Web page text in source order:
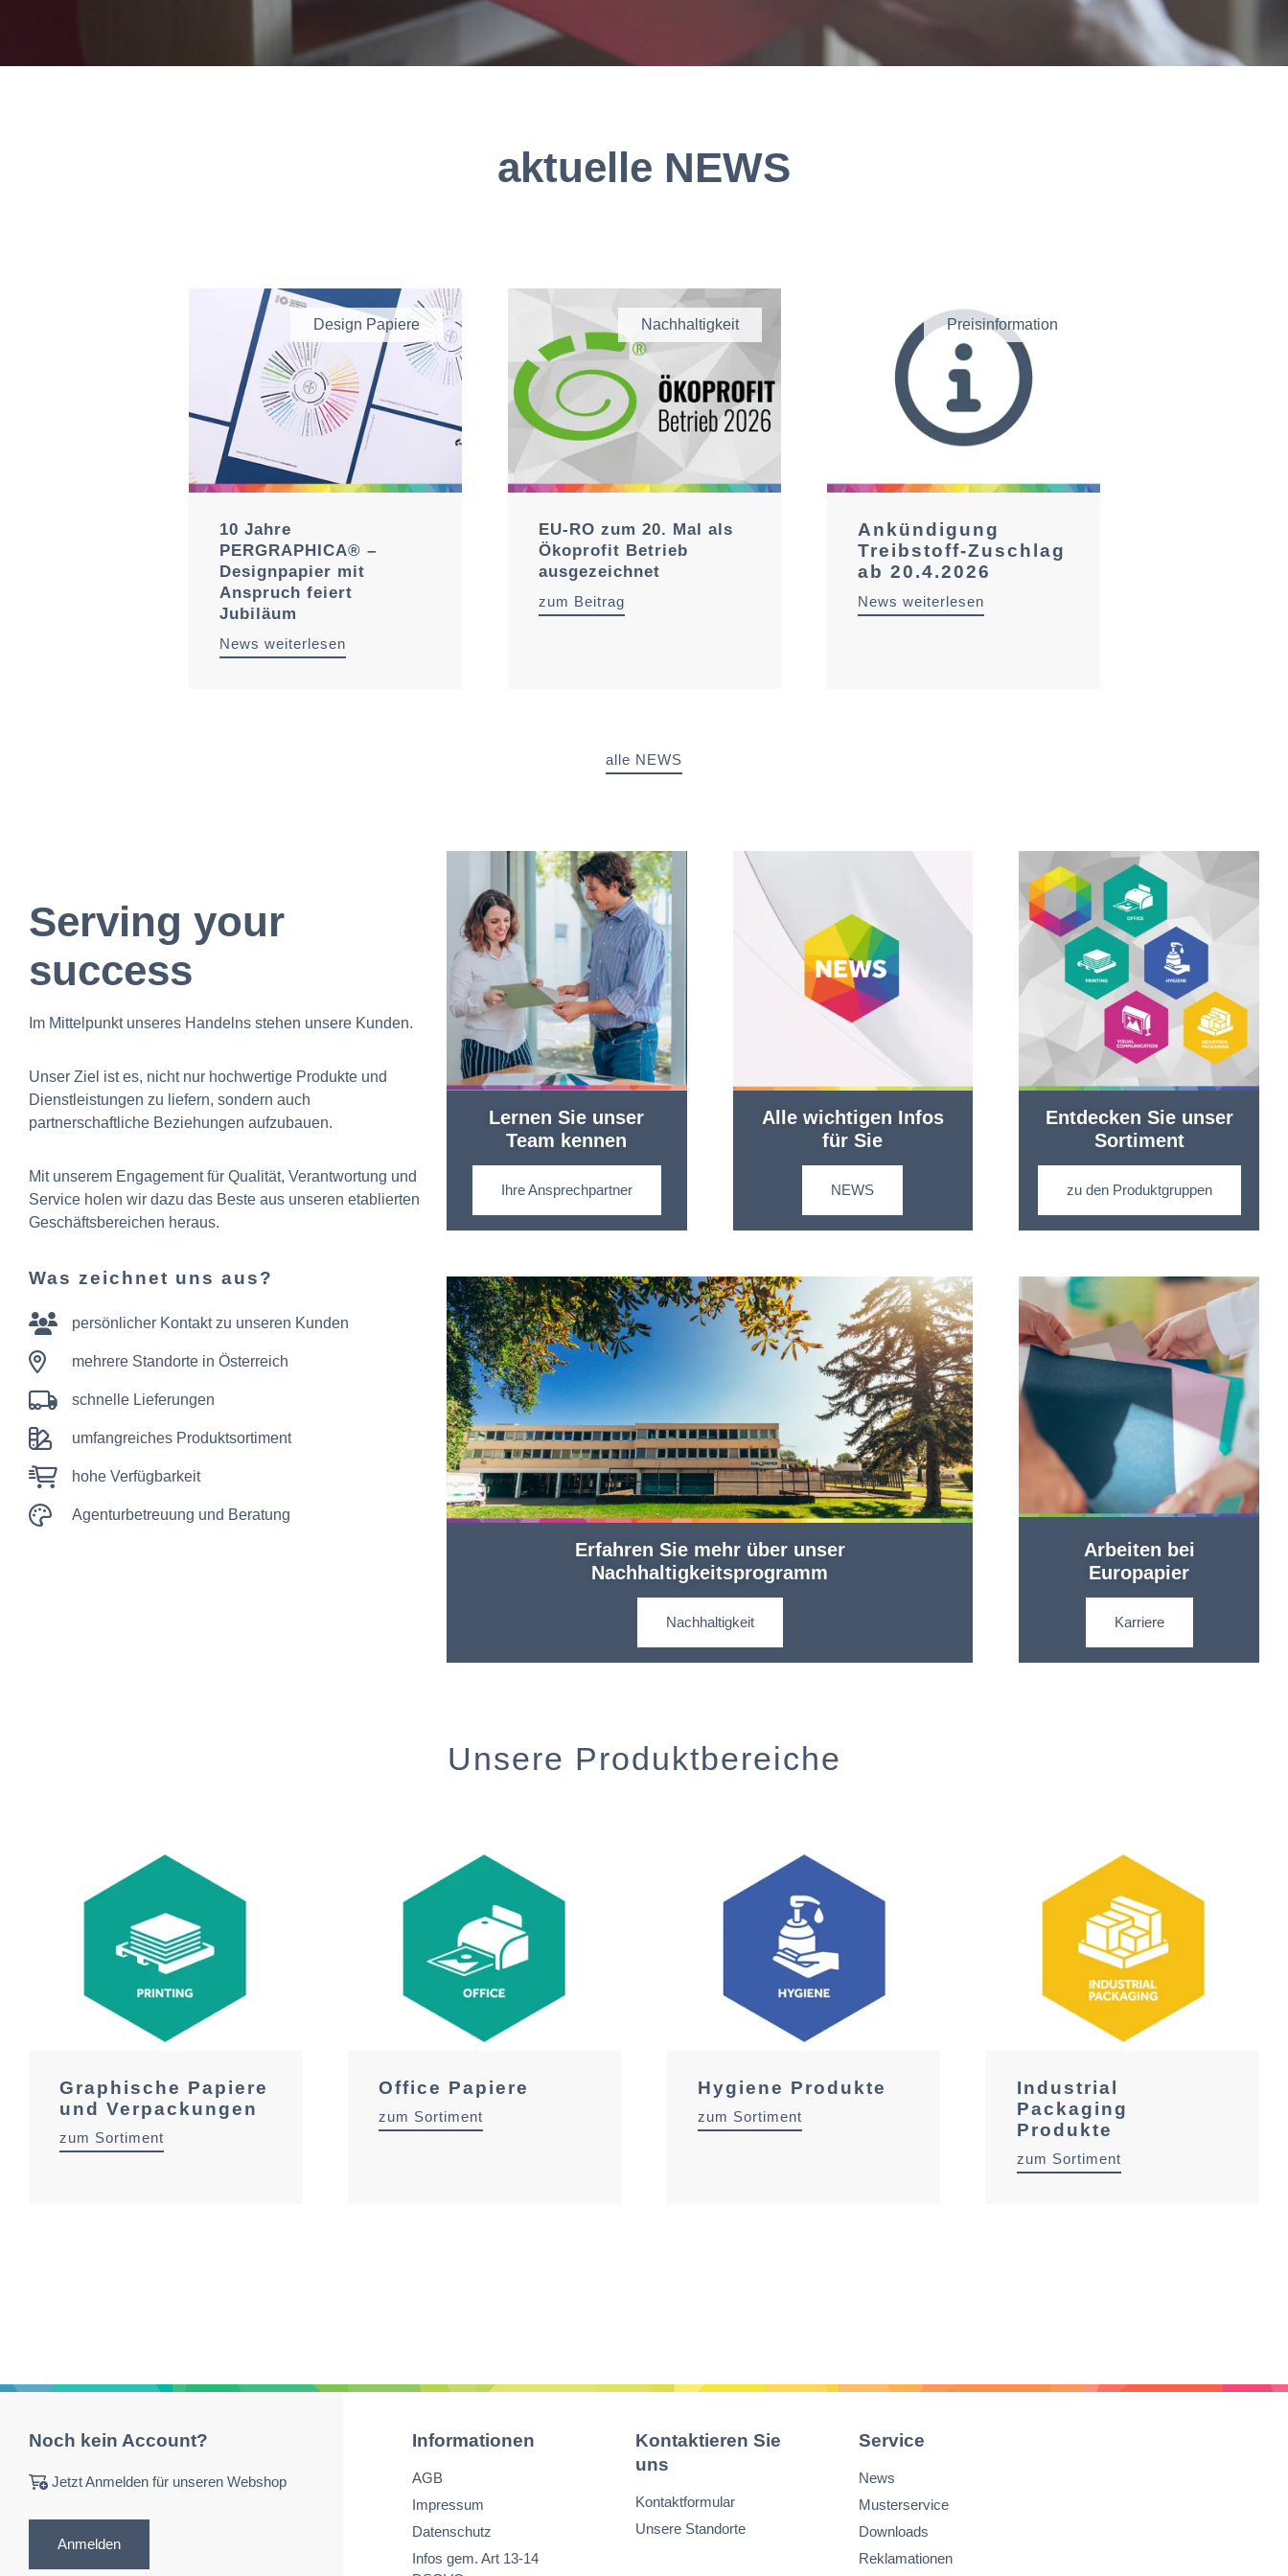
aktuelle NEWS
Design Papiere
10 Jahre
PERGRAPHICA® –
Designpapier mit
Anspruch feiert
Jubiläum
News weiterlesen
Nachhaltigkeit
EU-RO zum 20. Mal als
Ökoprofit Betrieb
ausgezeichnet
zum Beitrag
Preisinformation
Ankündigung
Treibstoff-Zuschlag
ab 20.4.2026
News weiterlesen
alle NEWS
Serving your
success
Im Mittelpunkt unseres Handelns stehen unsere Kunden.
Unser Ziel ist es, nicht nur hochwertige Produkte und
Dienstleistungen zu liefern, sondern auch
partnerschaftliche Beziehungen aufzubauen.
Mit unserem Engagement für Qualität, Verantwortung und
Service holen wir dazu das Beste aus unseren etablierten
Geschäftsbereichen heraus.
Was zeichnet uns aus?
persönlicher Kontakt zu unseren Kunden
mehrere Standorte in Österreich
schnelle Lieferungen
umfangreiches Produktsortiment
hohe Verfügbarkeit
Agenturbetreuung und Beratung
Lernen Sie unser
Team kennen
Ihre Ansprechpartner
Alle wichtigen Infos
für Sie
NEWS
Entdecken Sie unser
Sortiment
zu den Produktgruppen
Erfahren Sie mehr über unser
Nachhaltigkeitsprogramm
Nachhaltigkeit
Arbeiten bei
Europapier
Karriere
Unsere Produktbereiche
Graphische Papiere
und Verpackungen
zum Sortiment
Office Papiere
zum Sortiment
Hygiene Produkte
zum Sortiment
Industrial
Packaging
Produkte
zum Sortiment
Noch kein Account?
Jetzt Anmelden für unseren Webshop
Anmelden
Informationen
AGB
Impressum
Datenschutz
Infos gem. Art 13-14
Kontaktieren Sie
uns
Kontaktformular
Unsere Standorte
Service
News
Musterservice
Downloads
Reklamationen